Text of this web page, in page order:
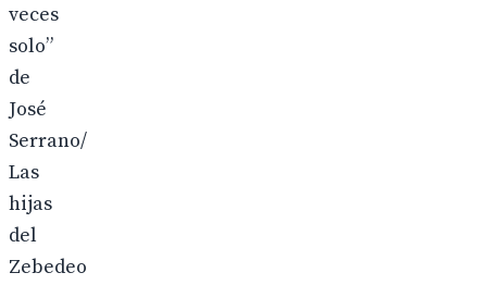
veces
solo”
de
José
Serrano/
Las
hijas
del
Zebedeo